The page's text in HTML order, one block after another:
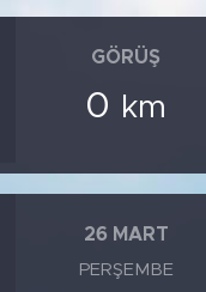
GÖRÜŞ
0 km
26 MART
PERŞEMBE